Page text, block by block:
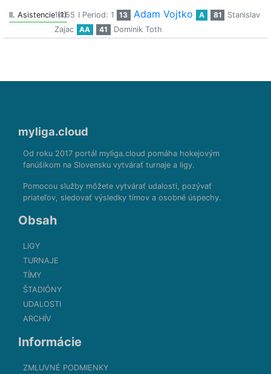
II. Asistencie (1)
14:55 I Period: 1 13 Adam Vojtko A 81
Stanislav
Zajac
AA 41 Dominik Toth
myliga.cloud
Od roku 2017 portál myliga.cloud pomáha hokejovým
fanúšikom na Slovensku vytvárať turnaje a ligy.
Pomocou služby môžete vytvárať udalosti, pozývať
priateľov, sledovať výsledky tímov a osobné úspechy.
Obsah
LIGY
TURNAJE
TÍMY
ŠTADIÓNY
UDALOSTI
ARCHÍV
Informácie
ZMLUVNÉ PODMIENKY